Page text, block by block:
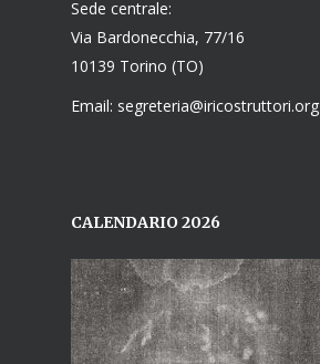
Sede centrale:
Via Bardonecchia, 77/16
10139 Torino (TO)
Email: segreteria@iricostruttori.org
CALENDARIO 2026